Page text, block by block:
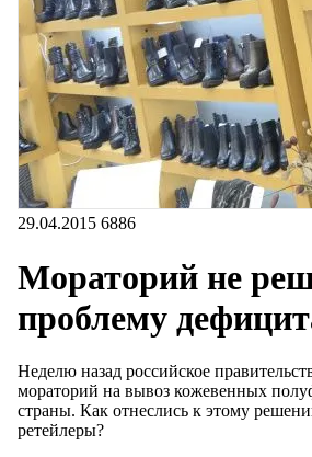
29.04.2015 6886
Мораторий не
проблему
Неделю назад российское
мораторий на вывоз кожевенных
страны. Как отнеслись к этому
ретейлеры?